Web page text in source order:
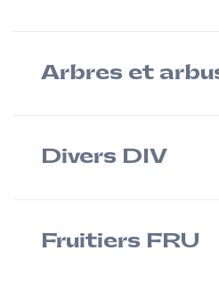
Arbres et
Divers DIV
Fruitiers FRU